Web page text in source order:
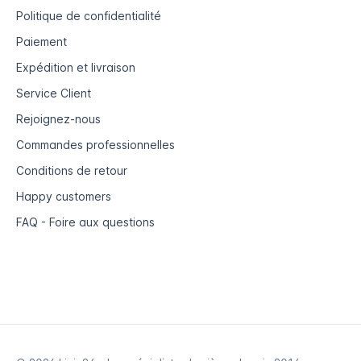
Politique de confidentialité
Paiement
Expédition et livraison
Service Client
Rejoignez-nous
Commandes professionnelles
Conditions de retour
Happy customers
FAQ - Foire aux questions